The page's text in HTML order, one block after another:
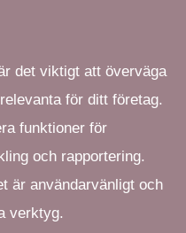
det viktigt att överväga
för ditt företag.
funktioner för
och rapportering.
är användarvänligt och
verktyg.